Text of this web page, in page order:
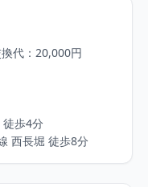
代：20,000円
徒歩4分
⻄⻑堀 徒歩8分